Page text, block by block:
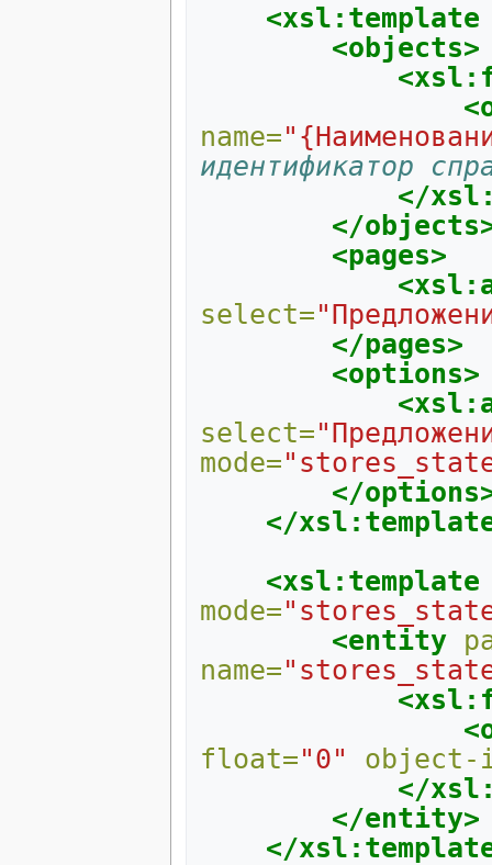
<xsl:template
<objects>
name=
идентификатор
</
</
<pages>
select=
</pages>
<options>
select=
mode=
</
</
<xsl:template
mode=
<entity
name=
float="0"
object-
</
</entity>
</